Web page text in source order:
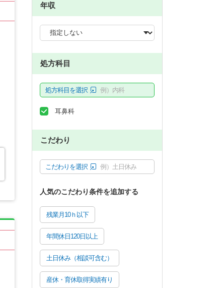
年収
処方科目
処方科目を選択 例）内科
耳鼻科
こだわり
こだわりを選択 例）土日休み
人気のこだわり条件を追加する
残業月10ｈ以下
年間休日120日以上
土日休み（相談可含む）
産休・育休取得実績有り